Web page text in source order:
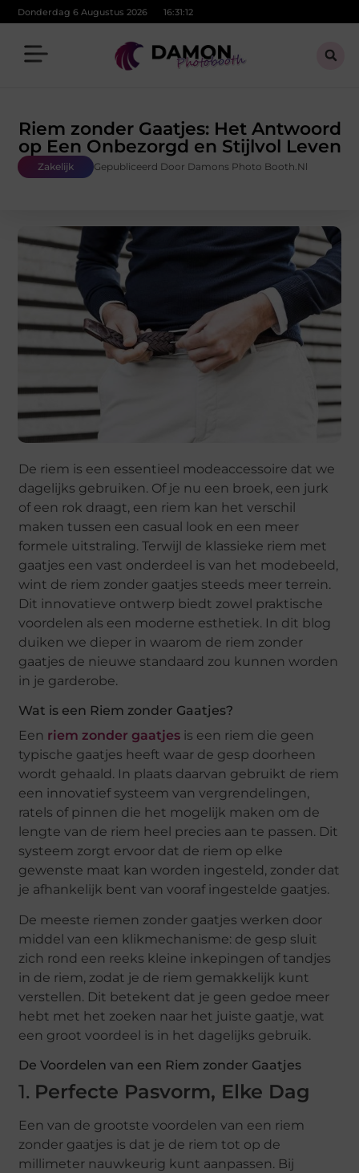
Donderdag 6 Augustus 2026 16:31:13
Riem zonder Gaatjes: Het Antwoord
op Een Onbezorgd en Stijlvol Leven
Zakelijk Gepubliceerd Door Damons Photo Booth.nl
De riem is een essentieel modeaccessoire dat we
dagelijks gebruiken. Of je nu een broek, een jurk
of een rok draagt, een riem kan het verschil
maken tussen een casual look en een meer
formele uitstraling. Terwijl de klassieke riem met
gaatjes een vast onderdeel is van het modebeeld,
wint de riem zonder gaatjes steeds meer terrein.
Dit innovatieve ontwerp biedt zowel praktische
voordelen als een moderne esthetiek. In dit blog
duiken we dieper in waarom de riem zonder
gaatjes de nieuwe standaard zou kunnen worden
in je garderobe.
Wat is een Riem zonder Gaatjes?
Een riem zonder gaatjes is een riem die geen
typische gaatjes heeft waar de gesp doorheen
wordt gehaald. In plaats daarvan gebruikt de riem
een innovatief systeem van vergrendelingen,
ratels of pinnen die het mogelijk maken om de
lengte van de riem heel precies aan te passen. Dit
systeem zorgt ervoor dat de riem op elke
gewenste maat kan worden ingesteld, zonder dat
je afhankelijk bent van vooraf ingestelde gaatjes.
De meeste riemen zonder gaatjes werken door
middel van een klikmechanisme: de gesp sluit
zich rond een reeks kleine inkepingen of tandjes
in de riem, zodat je de riem gemakkelijk kunt
verstellen. Dit betekent dat je geen gedoe meer
hebt met het zoeken naar het juiste gaatje, wat
een groot voordeel is in het dagelijks gebruik.
De Voordelen van een Riem zonder Gaatjes
1. Perfecte Pasvorm, Elke Dag
Een van de grootste voordelen van een riem
zonder gaatjes is dat je de riem tot op de
millimeter nauwkeurig kunt aanpassen. Bij